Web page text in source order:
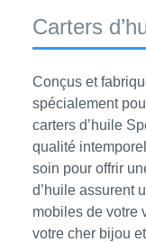
Carters
Conçus et
spécialement
carters d’huile
qualité
soin pour offrir
d’huile assurent
mobiles de votre
votre cher bijou